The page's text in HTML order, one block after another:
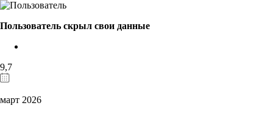
Пользователь скрыл свои данные
9,7
март 2026